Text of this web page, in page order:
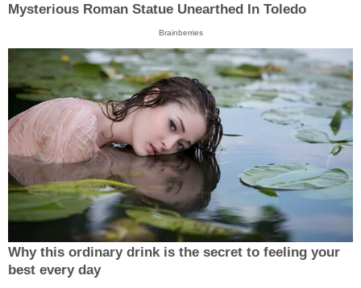
Mysterious Roman Statue Unearthed In Toledo
Brainberries
Why this ordinary drink is the secret to feeling your
best every day